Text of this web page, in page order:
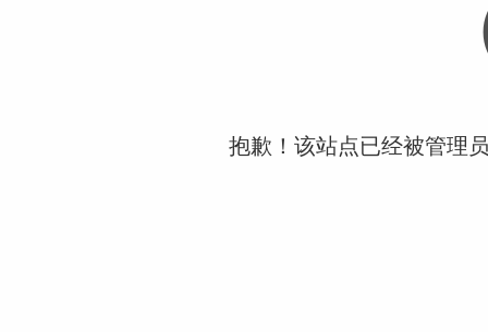
抱歉！该站点已经被管理